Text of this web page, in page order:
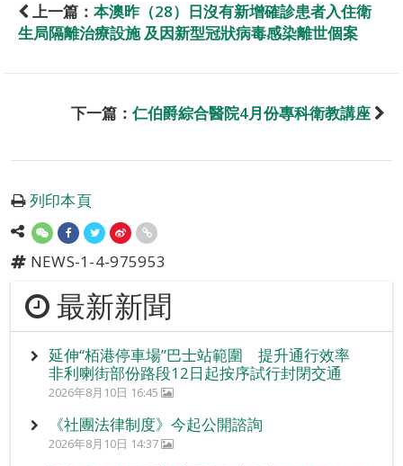
上一篇： 本澳昨（28）日沒有新增確診患者入住衛
生局隔離治療設施 及因新型冠狀病毒感染離世個案
下一篇：仁伯爵綜合醫院4月份專科衛教講座
列印本頁
NEWS-1-4-975953
最新新聞
延伸“栢港停車場”巴士站範圍 提升通行效率
非利喇街部份路段12日起按序試行封閉交通
2026年8月10日 16:45
《社團法律制度》今起公開諮詢
2026年8月10日 14:37